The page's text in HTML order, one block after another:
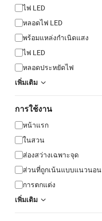
ไฟ LED
หลอดไฟ LED
พร้อมแหล่งกำเนิดแสง
ไฟ LED
หลอดประหยัดไฟ
เพิ่มเติม
การใช้งาน
หน้าแรก
ในสวน
ส่องสว่างเฉพาะจุด
ส่วนที่ถูกเน้นแบบแนวนอน
การตกแต่ง
เพิ่มเติม